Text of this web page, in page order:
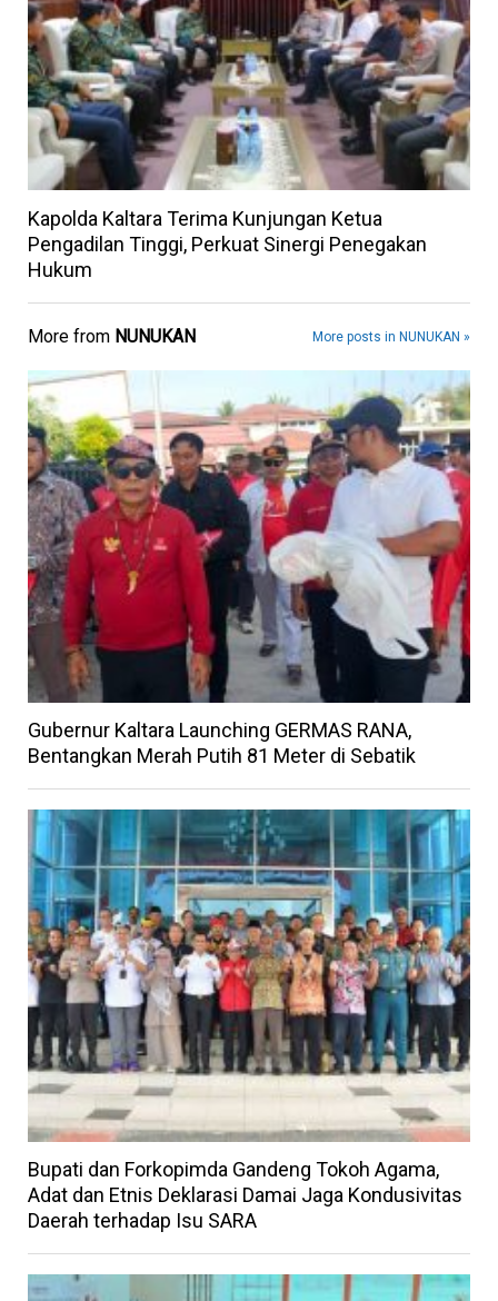
Kapolda Kaltara Terima Kunjungan Ketua
Pengadilan Tinggi, Perkuat Sinergi Penegakan
Hukum
More from NUNUKAN More posts in NUNUKAN »
Gubernur Kaltara Launching GERMAS RANA,
Bentangkan Merah Putih 81 Meter di Sebatik
Bupati dan Forkopimda Gandeng Tokoh Agama,
Adat dan Etnis Deklarasi Damai Jaga Kondusivitas
Daerah terhadap Isu SARA